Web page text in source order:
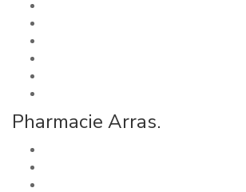
Pharmacie Arras.